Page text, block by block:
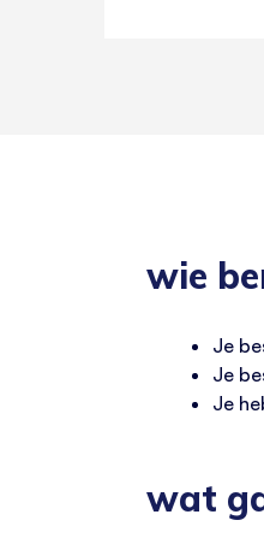
wie
Je
Je
Je
wat